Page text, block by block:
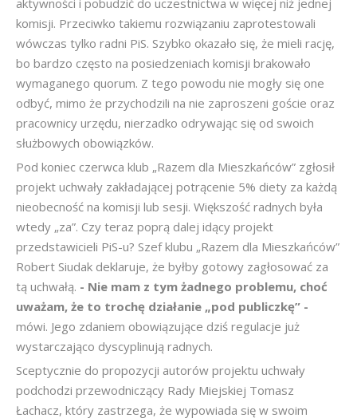
aktywności i pobudzić do uczestnictwa w więcej niż jednej
komisji. Przeciwko takiemu rozwiązaniu zaprotestowali
wówczas tylko radni PiS. Szybko okazało się, że mieli rację,
bo bardzo często na posiedzeniach komisji brakowało
wymaganego quorum. Z tego powodu nie mogły się one
odbyć, mimo że przychodzili na nie zaproszeni goście oraz
pracownicy urzędu, nierzadko odrywając się od swoich
służbowych obowiązków.
Pod koniec czerwca klub „Razem dla Mieszkańców” zgłosił
projekt uchwały zakładającej potrącenie 5% diety za każdą
nieobecność na komisji lub sesji. Większość radnych była
wtedy „za”. Czy teraz poprą dalej idący projekt
przedstawicieli PiS-u? Szef klubu „Razem dla Mieszkańców”
Robert Siudak deklaruje, że byłby gotowy zagłosować za
tą uchwałą. - Nie mam z tym żadnego problemu, choć
uważam, że to trochę działanie „pod publiczkę” -
mówi. Jego zdaniem obowiązujące dziś regulacje już
wystarczająco dyscyplinują radnych.
Sceptycznie do propozycji autorów projektu uchwały
podchodzi przewodniczący Rady Miejskiej Tomasz
Łachacz, który zastrzega, że wypowiada się w swoim